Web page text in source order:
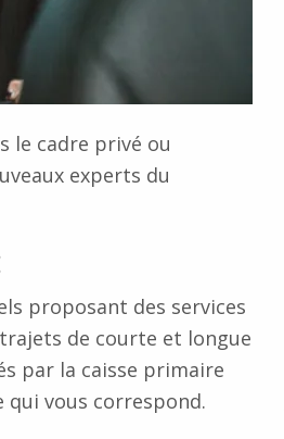
le cadre privé ou
experts du
proposant des services
de courte et longue
par la caisse primaire
qui vous correspond.